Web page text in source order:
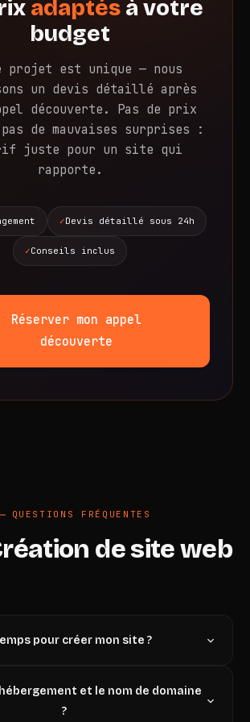
adaptésà votre
budget
projet est unique — nous
un devis détaillé après
découverte. Pas de prix
de mauvaises surprises :
juste pour un site qui
rapporte.
Devis détaillé sous 24h
Conseils inclus
Réserver mon appel
découverte
QUESTIONS FRÉQUENTES
de site web
pour créer mon site ?
6 à 8 semaines pour un e-
Tout dépend du périmètre, des
et le nom de domaine
?